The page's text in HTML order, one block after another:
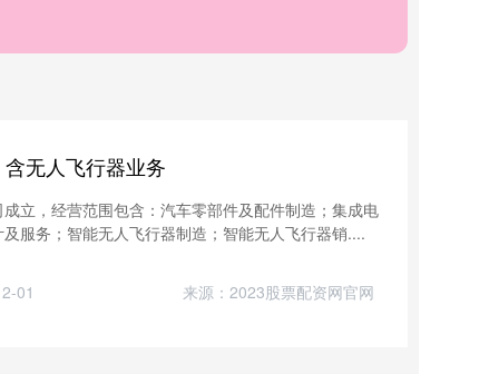
无人飞行器业务
立，经营范围包含：汽车零部件及配件制造；集成电
服务；智能无人飞行器制造；智能无人飞行器销....
01 来源：2023股票配资网官网